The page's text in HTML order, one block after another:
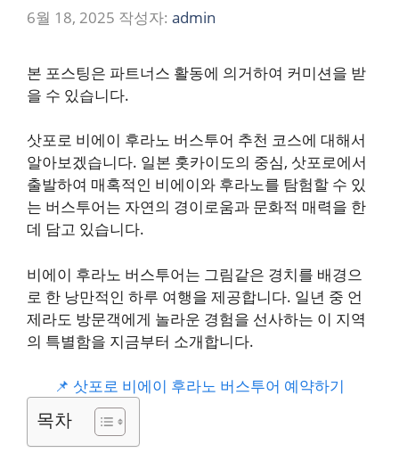
6월 18, 2025 작성자: admin
본 포스팅은 파트너스 활동에 의거하여 커미션을 받
을 수 있습니다.
삿포로 비에이 후라노 버스투어 추천 코스에 대해서
알아보겠습니다. 일본 홋카이도의 중심, 삿포로에서
출발하여 매혹적인 비에이와 후라노를 탐험할 수 있
는 버스투어는 자연의 경이로움과 문화적 매력을 한
데 담고 있습니다.
비에이 후라노 버스투어는 그림같은 경치를 배경으
로 한 낭만적인 하루 여행을 제공합니다. 일년 중 언
제라도 방문객에게 놀라운 경험을 선사하는 이 지역
의 특별함을 지금부터 소개합니다.
📌 삿포로 비에이 후라노 버스투어 예약하기
목차